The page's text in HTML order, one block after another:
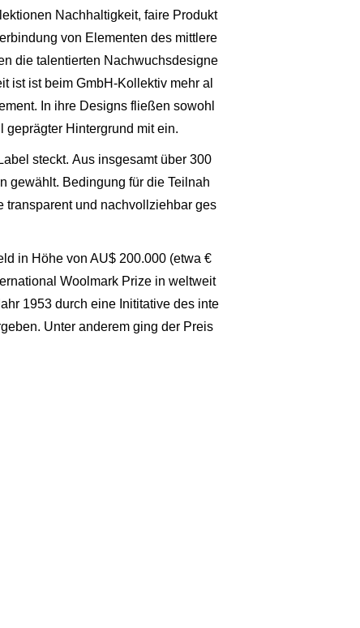
Nachhaltigkeit, faire Produkt
von Elementen des mittlere
die talentierten Nachwuchsdesigne
ist ist beim GmbH-Kollektiv mehr al
In ihre Designs fließen sowohl
Hintergrund mit ein.
steckt. Aus insgesamt über 300
gewählt. Bedingung für die Teilnah
und nachvollziehbar ges
in Höhe von AU$ 200.000 (etwa €
Woolmark Prize in weltweit
1953 durch eine Inititative des inte
Unter anderem ging der Preis